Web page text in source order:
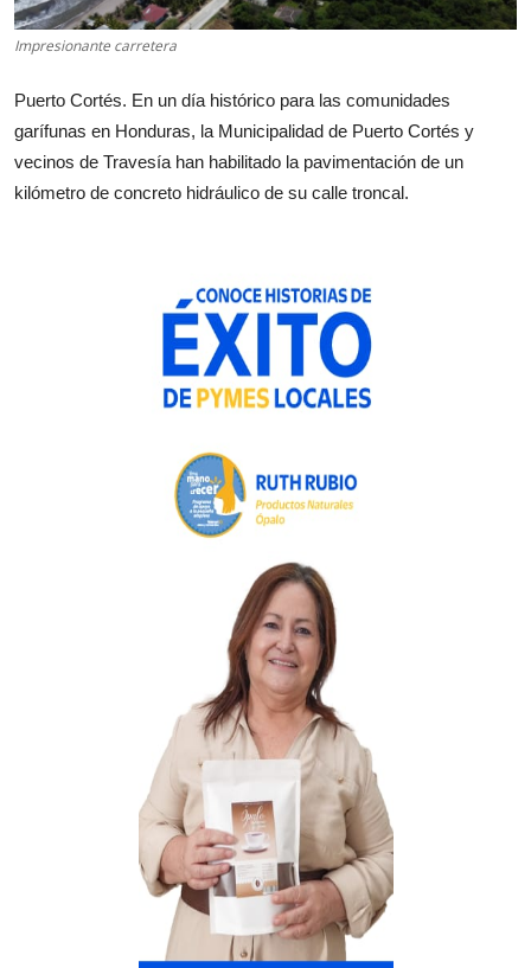
Impresionante carretera
Puerto Cortés. En un día histórico para las comunidades
garífunas en Honduras, la Municipalidad de Puerto Cortés y
vecinos de Travesía han habilitado la pavimentación de un
kilómetro de concreto hidráulico de su calle troncal.